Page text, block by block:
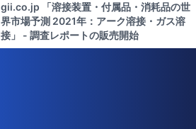
gii.co.jp 「溶接装置・付属品・消耗品の世
界市場予測 2021年：アーク溶接・ガス溶
接」 - 調査レポートの販売開始